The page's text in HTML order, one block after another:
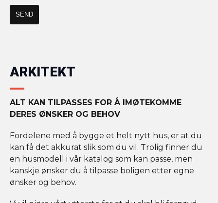
ARKITEKT
ALT KAN TILPASSES FOR Å IMØTEKOMME
DERES ØNSKER OG BEHOV
Fordelene med å bygge et helt nytt hus, er at du
kan få det akkurat slik som du vil. Trolig finner du
en husmodell i vår katalog som kan passe, men
kanskje ønsker du å tilpasse boligen etter egne
ønsker og behov.